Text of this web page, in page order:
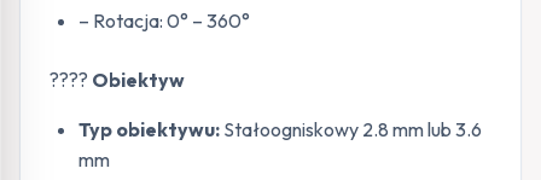
– Rotacja: 0° – 360°
???? Obiektyw
Typ obiektywu: Stałoogniskowy 2.8 mm lub 3.6
mm